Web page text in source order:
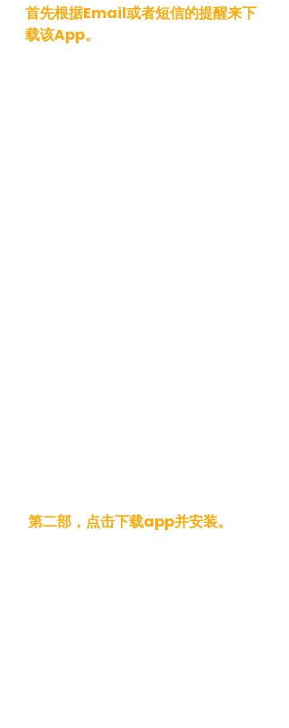
首先根据Email或者短信的提醒来下
载该App。
第二部，点击下载app并安装。